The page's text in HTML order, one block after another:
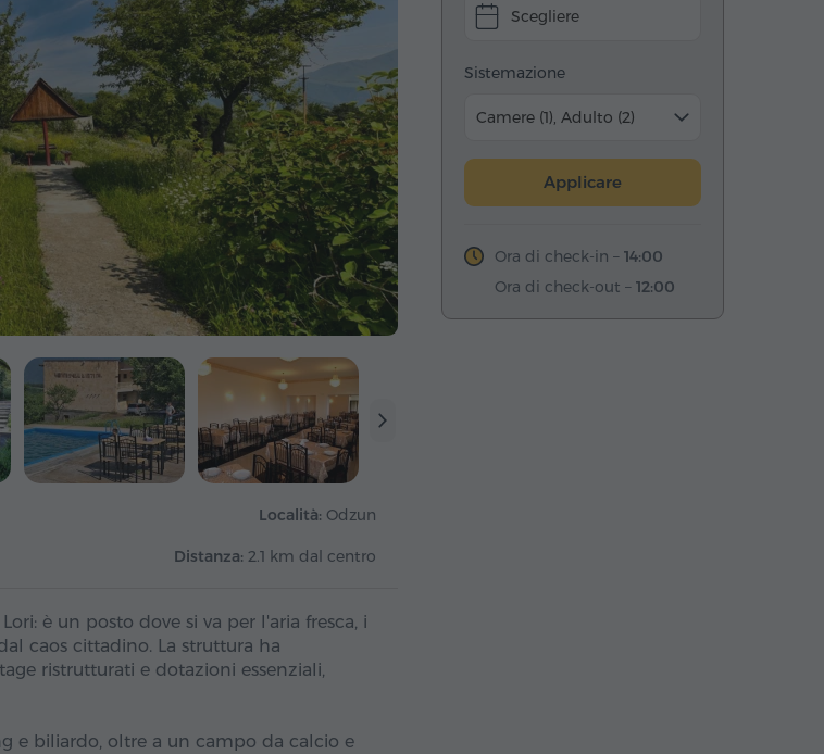
Località: Odzun
Distanza: 2.1 km dal centro
è un posto dove si va per l'aria fresca, i
caos cittadino. La struttura ha
ristrutturati e dotazioni essenziali,
e biliardo, oltre a un campo da calcio e
Scegliere
Sistemazione
Camere (1), Adulto (2)
Applicare
Ora di check-in – 14:00
Ora di check-out – 12:00